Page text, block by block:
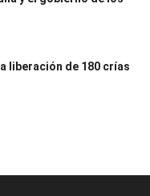
liberación de 180 crías